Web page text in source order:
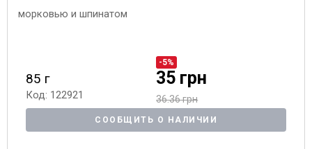
85 г
Код: 122921
-5%
35 грн
36.36 грн
СООБЩИТЬ О НАЛИЧИИ